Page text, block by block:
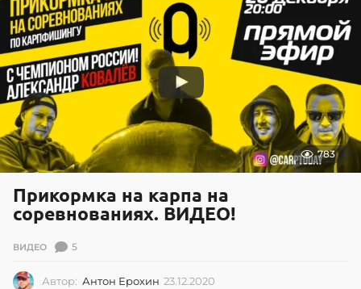
783
Прикормка на карпа на
соревнованиях. ВИДЕО!
ВИДЕО 5
Автор: Антон Ерохин 23.12.2020